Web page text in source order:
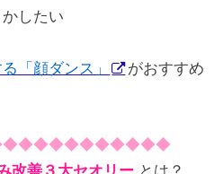
かしたい
「顔ダンス」
がおすすめ